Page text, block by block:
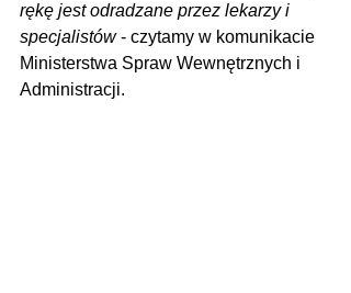
rękę jest odradzane przez lekarzy i
specjalistów - czytamy w komunikacie
Ministerstwa Spraw Wewnętrznych i
Administracji.